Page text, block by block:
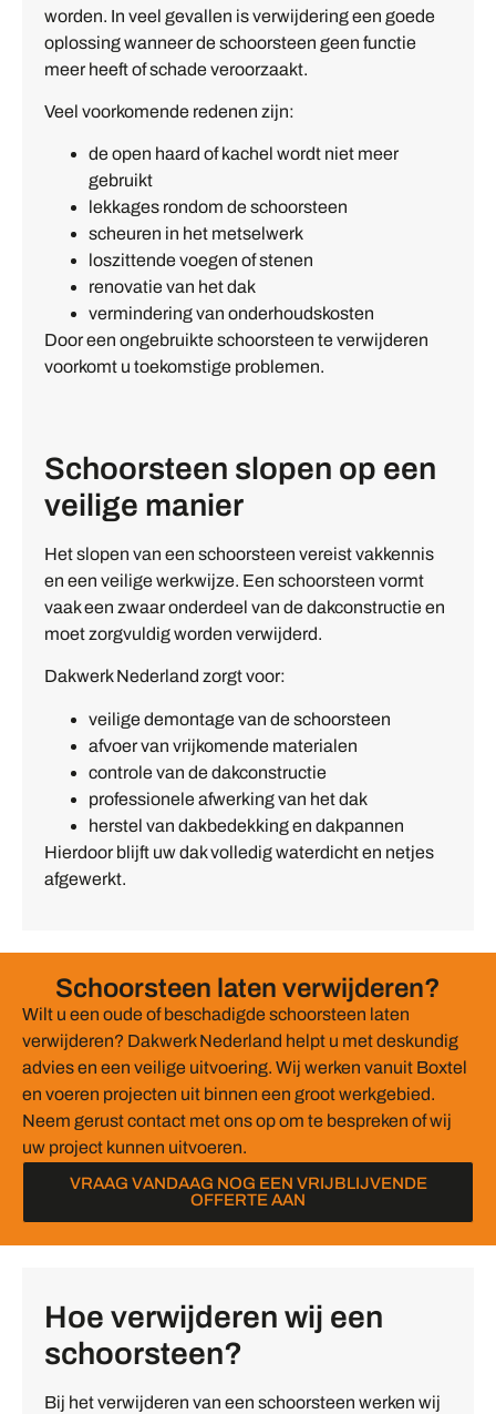
worden. In veel gevallen is verwijdering een goede
oplossing wanneer de schoorsteen geen functie
meer heeft of schade veroorzaakt.
Veel voorkomende redenen zijn:
de open haard of kachel wordt niet meer
gebruikt
lekkages rondom de schoorsteen
scheuren in het metselwerk
loszittende voegen of stenen
renovatie van het dak
vermindering van onderhoudskosten
Door een ongebruikte schoorsteen te verwijderen
voorkomt u toekomstige problemen.
Schoorsteen slopen op een
veilige manier
Het slopen van een schoorsteen vereist vakkennis
en een veilige werkwijze. Een schoorsteen vormt
vaak een zwaar onderdeel van de dakconstructie en
moet zorgvuldig worden verwijderd.
Dakwerk Nederland zorgt voor:
veilige demontage van de schoorsteen
afvoer van vrijkomende materialen
controle van de dakconstructie
professionele afwerking van het dak
herstel van dakbedekking en dakpannen
Hierdoor blijft uw dak volledig waterdicht en netjes
afgewerkt.
Schoorsteen laten verwijderen?
Wilt u een oude of beschadigde schoorsteen laten
verwijderen? Dakwerk Nederland helpt u met deskundig
advies en een veilige uitvoering. Wij werken vanuit Boxtel
en voeren projecten uit binnen een groot werkgebied.
Neem gerust contact met ons op om te bespreken of wij
uw project kunnen uitvoeren.
VRAAG VANDAAG NOG EEN VRIJBLIJVENDE
OFFERTE AAN
Hoe verwijderen wij een
schoorsteen?
Bij het verwijderen van een schoorsteen werken wij